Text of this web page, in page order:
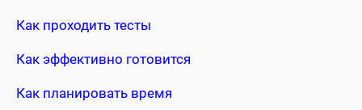
Как проходить тесты
Как эффективно готовится
Как планировать время